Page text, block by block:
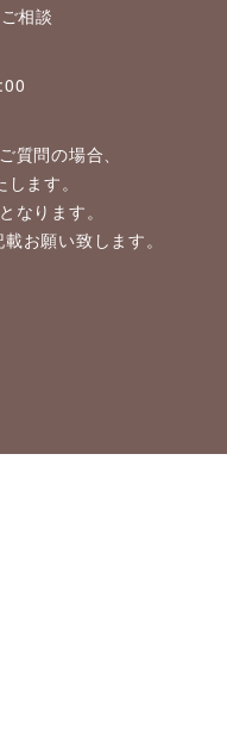
相談
質問の場合、
ます。
なります。
お願い致します。